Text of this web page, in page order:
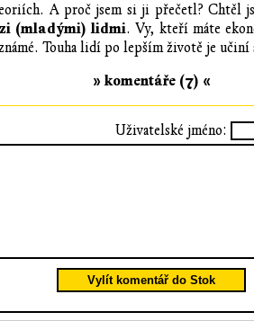
A proč jsem si ji přečetl? Chtěl
(mladými) lidmi. Vy, kteří máte
Touha lidí po lepším životě je
» komentáře (7) «
Uživatelské jméno:
Vylít komentář do Stok